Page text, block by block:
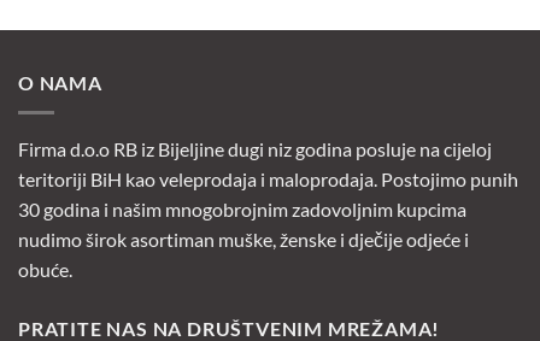
O NAMA
Firma d.o.o RB iz Bijeljine dugi niz godina posluje na cijeloj
teritoriji BiH kao veleprodaja i maloprodaja. Postojimo punih
30 godina i našim mnogobrojnim zadovoljnim kupcima
nudimo širok asortiman muške, ženske i dječije odjeće i
obuće.
PRATITE NAS NA DRUŠTVENIM MREŽAMA!